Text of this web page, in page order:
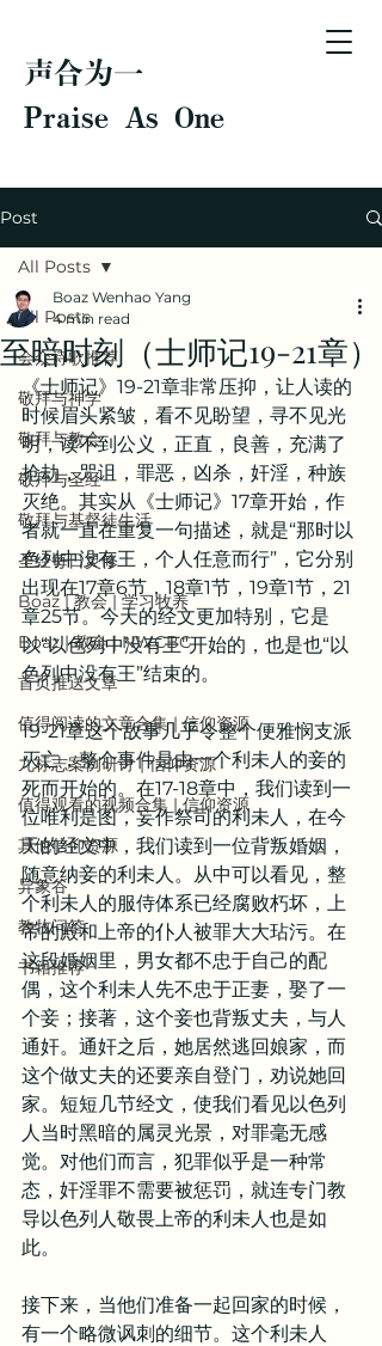
声合为一
Praise As One
Post
All Posts
会众诗歌推荐
敬拜与神学
敬拜与教会
敬拜与圣经
敬拜与基督徒生活
圣经每日灵修
Boaz | 教会 | 学习牧养
Boaz | 教会 | NWCBC
首页推送文章
值得阅读的文章合集 | 信仰资源
九标志案例研讨 | 信仰资源
值得观看的视频合集 | 信仰资源
其他信仰资源
异象谷
教牧问答
书籍推荐
All Posts
至暗时刻（士师记19-21章）
Boaz Wenhao Yang
4 min read
《士师记》19-21章非常压抑，让人读的
时候眉头紧皱，看不见盼望，寻不见光
明，读不到公义，正直，良善，充满了
抢劫，咒诅，罪恶，凶杀，奸淫，种族
灭绝。其实从《士师记》17章开始，作
者就一直在重复一句描述，就是“那时以
色列中没有王，个人任意而行”，它分别
出现在17章6节，18章1节，19章1节，21
章25节。今天的经文更加特别，它是
以“以色列中没有王”开始的，也是也“以
色列中没有王”结束的。
19-21章这个故事几乎令整个便雅悯支派
灭亡，整个事件是由一个利未人的妾的
死而开始的。在17-18章中，我们读到一
位唯利是图，妄作祭司的利未人，在今
天的经文中，我们读到一位背叛婚姻，
随意纳妾的利未人。从中可以看见，整
个利未人的服侍体系已经腐败朽坏，上
帝的殿和上帝的仆人被罪大大玷污。在
这段婚姻里，男女都不忠于自己的配
偶，这个利未人先不忠于正妻，娶了一
个妾；接著，这个妾也背叛丈夫，与人
通奸。通奸之后，她居然逃回娘家，而
这个做丈夫的还要亲自登门，劝说她回
家。短短几节经文，使我们看见以色列
人当时黑暗的属灵光景，对罪毫无感
觉。对他们而言，犯罪似乎是一种常
态，奸淫罪不需要被惩罚，就连专门教
导以色列人敬畏上帝的利未人也是如
此。
接下来，当他们准备一起回家的时候，
有一个略微讽刺的细节。这个利未人